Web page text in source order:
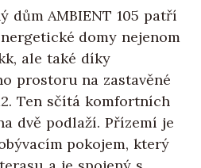
dům AMBIENT 105 patří
domy nejenom
ale také díky
prostoru na zastavěné
Ten sčítá komfortních
dvě podlaží. Přízemí je
pokojem, který